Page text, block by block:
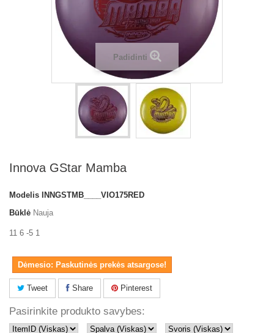
Padidinti
Innova GStar Mamba
Modelis
INNGSTMB____VIO175RED
Būklė Nauja
11 6 -5 1
Dėmesio: Paskutinės prekės atsargose!
Tweet Share Pinterest
Pasirinkite produkto savybes: